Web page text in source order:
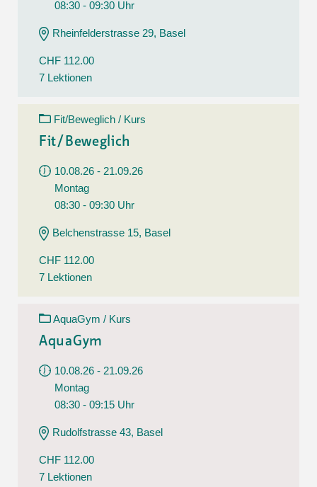
08:30 - 09:30 Uhr
Rheinfelderstrasse 29, Basel
CHF 112.00
7 Lektionen
Fit/Beweglich / Kurs
Fit/Beweglich
10.08.26 - 21.09.26
Montag
08:30 - 09:30 Uhr
Belchenstrasse 15, Basel
CHF 112.00
7 Lektionen
AquaGym / Kurs
AquaGym
10.08.26 - 21.09.26
Montag
08:30 - 09:15 Uhr
Rudolfstrasse 43, Basel
CHF 112.00
7 Lektionen